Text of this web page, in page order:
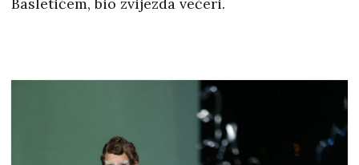
Basletićem, bio zvijezda večeri.